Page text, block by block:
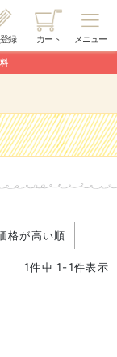
メニュー
カート
録
格が高い順
1件中 1-1件表示